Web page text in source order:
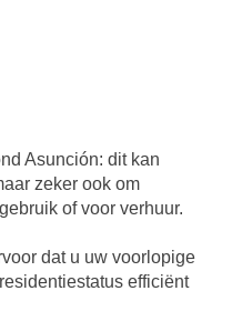
Asunción: dit kan
zeker ook om
of voor verhuur.
dat u uw voorlopige
efficiënt